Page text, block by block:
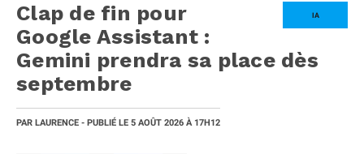
IA
Clap de fin pour
Google Assistant :
Gemini prendra sa place dès
septembre
PAR LAURENCE - PUBLIÉ LE 5 AOÛT 2026 À 17H12